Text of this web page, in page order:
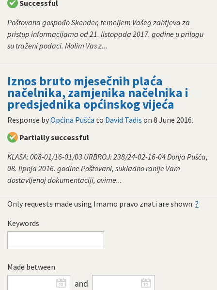
Successful
Poštovana gospođo Skender, temeljem Vašeg zahtjeva za
pristup informacijama od 21. listopada 2017. godine u prilogu
su traženi podaci. Molim Vas z...
Iznos bruto mjesečnih plaća
načelnika, zamjenika načelnika i
predsjednika općinskog vijeća
Response byOpćina Pušća to David Tadis on 8 June 2016.
Partially successful
KLASA: 008-01/16-01/03 URBROJ: 238/24-02-16-04 Donja Pušća,
08. lipnja 2016. godine Poštovani, sukladno ranije Vam
dostavljenoj dokumentaciji, ovime...
Only requests made using Imamo pravo znati are shown. ?
Keywords
Made between
and